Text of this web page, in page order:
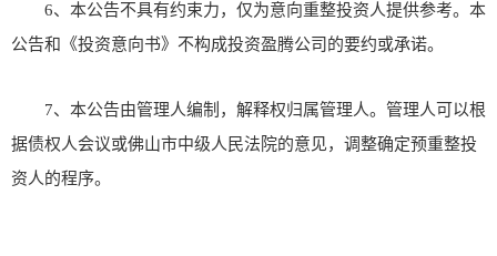
6、本公告不具有约束力，仅为意向重整投资人提供参考。本
公告和《投资意向书》不构成投资盈腾公司的要约或承诺。
7、本公告由管理人编制，解释权归属管理人。管理人可以根
据债权人会议或佛山市中级人民法院的意见，调整确定预重整投
资人的程序。